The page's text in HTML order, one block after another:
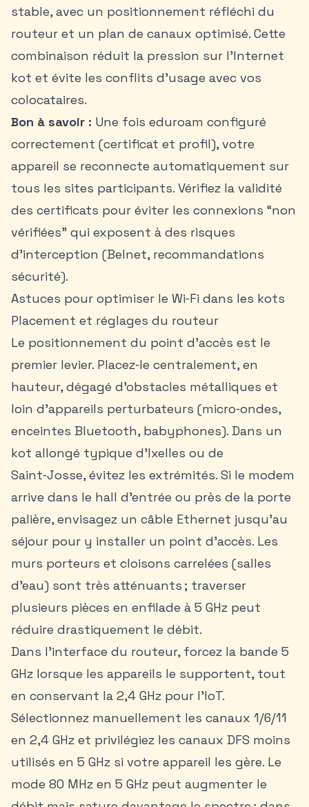
stable, avec un positionnement réfléchi du
routeur et un plan de canaux optimisé. Cette
combinaison réduit la pression sur l’Internet
kot et évite les conflits d’usage avec vos
colocataires.
Bon à savoir : Une fois eduroam configuré
correctement (certificat et profil), votre
appareil se reconnecte automatiquement sur
tous les sites participants. Vérifiez la validité
des certificats pour éviter les connexions “non
vérifiées” qui exposent à des risques
d’interception (Belnet, recommandations
sécurité).
Astuces pour optimiser le Wi‑Fi dans les kots
Placement et réglages du routeur
Le positionnement du point d’accès est le
premier levier. Placez‑le centralement, en
hauteur, dégagé d’obstacles métalliques et
loin d’appareils perturbateurs (micro‑ondes,
enceintes Bluetooth, babyphones). Dans un
kot allongé typique d’Ixelles ou de
Saint‑Josse, évitez les extrémités. Si le modem
arrive dans le hall d’entrée ou près de la porte
palière, envisagez un câble Ethernet jusqu’au
séjour pour y installer un point d’accès. Les
murs porteurs et cloisons carrelées (salles
d’eau) sont très atténuants ; traverser
plusieurs pièces en enfilade à 5 GHz peut
réduire drastiquement le débit.
Dans l’interface du routeur, forcez la bande 5
GHz lorsque les appareils le supportent, tout
en conservant la 2,4 GHz pour l’IoT.
Sélectionnez manuellement les canaux 1/6/11
en 2,4 GHz et privilégiez les canaux DFS moins
utilisés en 5 GHz si votre appareil les gère. Le
mode 80 MHz en 5 GHz peut augmenter le